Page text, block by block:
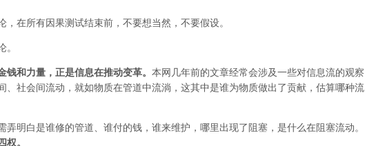
，在所有因果测试结束前，不要想当然，不要假设。
。
钱和力量，正是信息在推动变革。 本网几年前的文章经常会涉及一些对信息流的观察
、社会间流动，就如物质在管道中流淌，这其中是谁为物质做出了贡献，估算哪种流
弄明白是谁修的管道、谁付的钱，谁来维护，哪里出现了阻塞，是什么在阻塞流动。
。